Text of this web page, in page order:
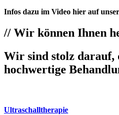
Infos dazu im Video hier auf
// Wir können Ihnen
Wir sind stolz
hochwertige
Ultraschalltherapie